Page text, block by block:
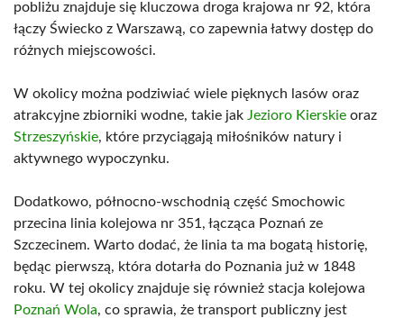
pobliżu znajduje się kluczowa droga krajowa nr 92, która
łączy Świecko z Warszawą, co zapewnia łatwy dostęp do
różnych miejscowości.
W okolicy można podziwiać wiele pięknych lasów oraz
atrakcyjne zbiorniki wodne, takie jak Jezioro Kierskie oraz
Strzeszyńskie, które przyciągają miłośników natury i
aktywnego wypoczynku.
Dodatkowo, północno-wschodnią część Smochowic
przecina linia kolejowa nr 351, łącząca Poznań ze
Szczecinem. Warto dodać, że linia ta ma bogatą historię,
będąc pierwszą, która dotarła do Poznania już w 1848
roku. W tej okolicy znajduje się również stacja kolejowa
Poznań Wola, co sprawia, że transport publiczny jest